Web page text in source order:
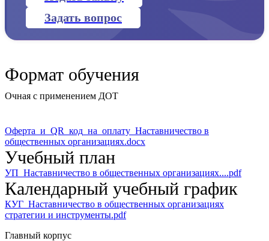
Задать вопрос
Формат обучения
Очная с применением ДОТ
Оферта_и_QR_код_на_оплату_Наставничество в
общественных организациях.docx
Учебный план
УП_Наставничество в общественных организациях....pdf
Календарный учебный график
КУГ_Наставничество в общественных организациях
стратегии и инструменты.pdf
Главный корпус